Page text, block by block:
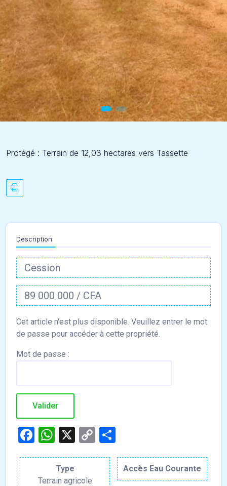
Protégé : Terrain de 12,03 hectares vers Tassette
Description
Cession
89 000 000 / CFA
Mot de passe :
Facebook
WhatsApp
X
Copy
Type
Terrain agricole
Accès Eau Courante